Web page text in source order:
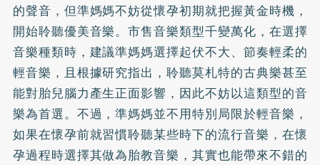
的聲音，但準媽媽不妨從懷孕初期就把握黃金時機，
開始聆聽優美音樂。市售音樂類型千變萬化，在選擇
音樂種類時，建議準媽媽選擇起伏不大、節奏輕柔的
輕音樂，且根據研究指出，聆聽莫札特的古典樂甚至
能對胎兒腦力產生正面影響，因此不妨以這類型的音
樂為首選。不過，準媽媽並不用特別局限於輕音樂，
如果在懷孕前就習慣聆聽某些時下的流行音樂，在懷
孕過程時選擇其做為胎教音樂，其實也能帶來不錯的